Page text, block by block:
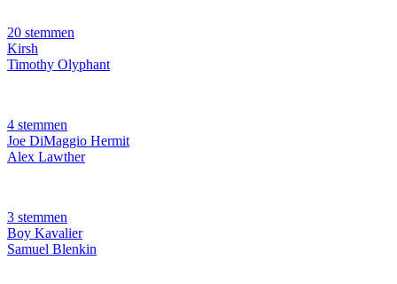
20 stemmen
Kirsh
Timothy Olyphant
4 stemmen
Joe DiMaggio Hermit
Alex Lawther
3 stemmen
Boy Kavalier
Samuel Blenkin